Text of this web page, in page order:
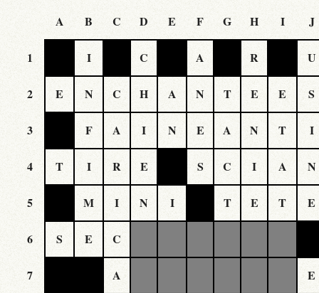
A B C D E F G H I J
1 I C A R U
2 E N C H A N T E E S
3 F A I N E A N T I
4 T I R E S C I A N
5 M I N I T E T E
6 S E C
7 A E